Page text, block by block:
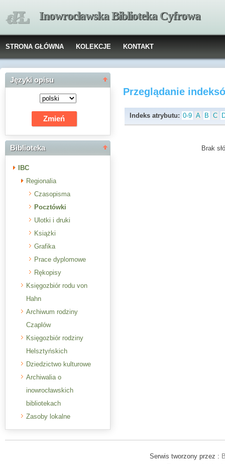
Inowrocławska Biblioteka Cyfrowa
STRONA GŁÓWNA KOLEKCJE KONTAKT
Języki opisu
Biblioteka
IBC
Regionalia
Czasopisma
Pocztówki
Ulotki i druki
Książki
Grafika
Prace dyplomowe
Rękopisy
Księgozbiór rodu von
Hahn
Archiwum rodziny
Czaplów
Księgozbiór rodziny
Helsztyńskich
Dziedzictwo kulturowe
Archiwalia o
inowrocławskich
bibliotekach
Zasoby lokalne
Przeglądanie
Indeks atrybutu: 0-9 A B C
Brak
Serwis tworzony przez :